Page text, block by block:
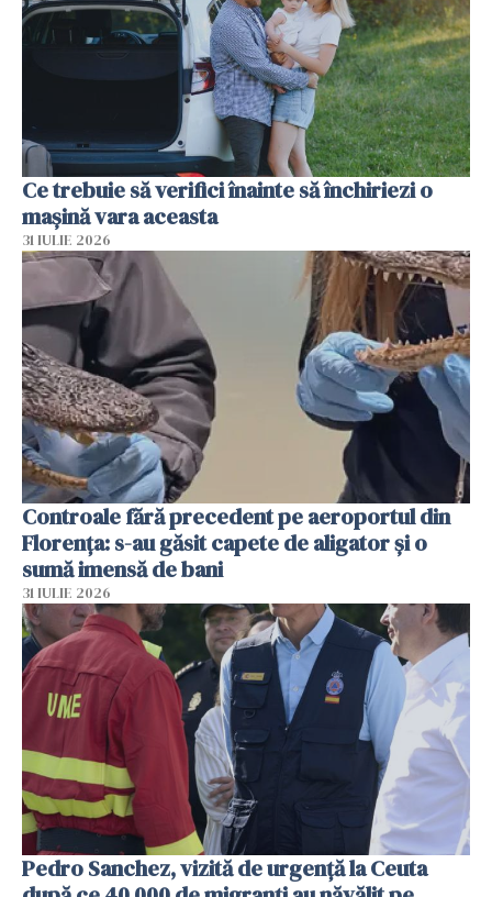
Ce trebuie să verifici înainte să închiriezi o
mașină vara aceasta
31 IULIE 2026
Controale fără precedent pe aeroportul din
Florența: s-au găsit capete de aligator și o
sumă imensă de bani
31 IULIE 2026
Pedro Sanchez, vizită de urgență la Ceuta